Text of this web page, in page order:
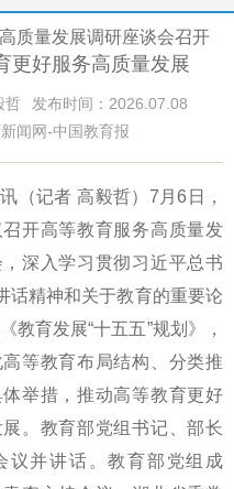
质量发展调研座谈会召开
更好服务高质量发展
哲
发布时间：2026.07.08
闻网-中国教育报
记者 高毅哲）7月6日，
开高等教育服务高质量发
深入学习贯彻习近平总书
话精神和关于教育的重要论
教育发展“十五五”规划》，
等教育布局结构、分类推
举措，推动高等教育更好
。教育部党组书记、部长
议并讲话。教育部党组成